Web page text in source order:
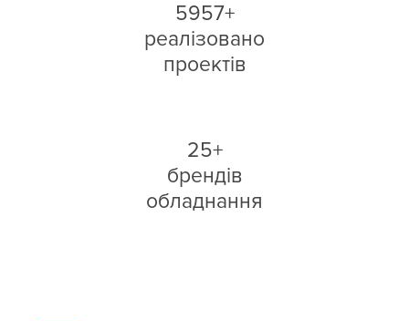
5957+
реалізовано
проектів
25+
брендів
обладнання